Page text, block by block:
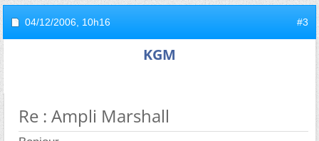
04/12/2006, 10h16 #3
KGM
Re : Ampli Marshall